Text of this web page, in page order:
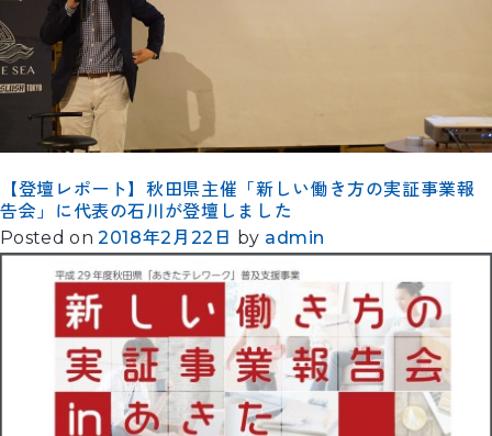
【登壇レポート】秋田県主催「新しい働き方の実証事業報
告会」に代表の石川が登壇しました
Posted on2018年2月22日 by admin